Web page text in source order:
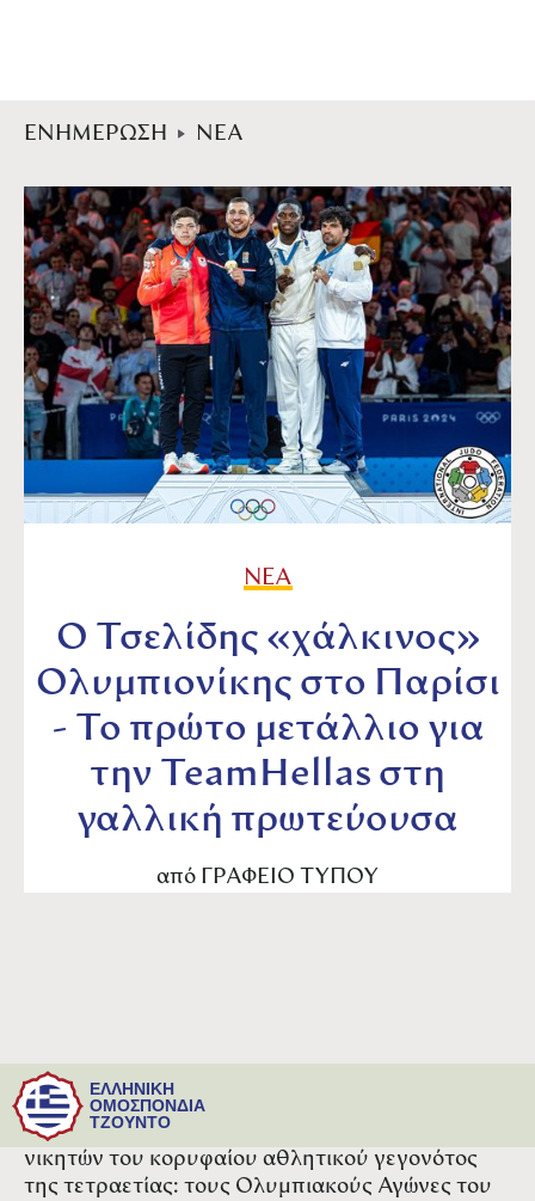
ΕΝΗΜΕΡΩΣΗ ΝΕΑ
ΝΕΑ
Ο Τσελίδης «χάλκινος»
Ολυμπιονίκης στο Παρίσι
- Το πρώτο μετάλλιο για
την TeamHellas στη
γαλλική πρωτεύουσα
από ΓΡΑΦΕΙΟ ΤΥΠΟΥ
ΕΛΛΗΝΙΚΗ
ΟΜΟΣΠΟΝΔΙΑ
ΤΖΟΥΝΤΟ
Δώδεκα χρόνια μετά το μετάλλιο του Ηλία
Ηλιάδη στο «Λονδίνο 2012» και το ελληνικό
τζούντο βρέθηκε και πάλι στο βάθρο των
νικητών του κορυφαίου αθλητικού γεγονότος
της τετραετίας: τους Ολυμπιακούς Αγώνες του